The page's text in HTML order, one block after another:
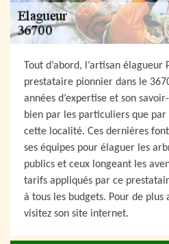
Tout d’abord, l’artisan élagueur
prestataire pionnier dans le
années d’expertise et son
bien par les particuliers que
cette localité. Ces dernières
ses équipes pour élaguer les
publics et ceux longeant les
tarifs appliqués par ce
à tous les budgets. Pour de
visitez son site internet.